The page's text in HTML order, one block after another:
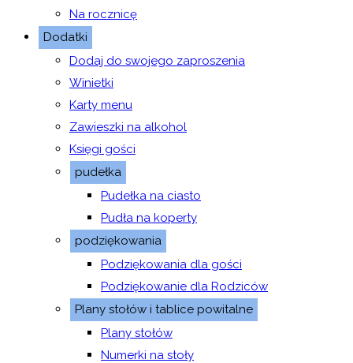
Na rocznicę
Dodatki
Dodaj do swojego zaproszenia
Winietki
Karty menu
Zawieszki na alkohol
Księgi gości
pudełka
Pudełka na ciasto
Pudła na koperty
podziękowania
Podziękowania dla gości
Podziękowanie dla Rodziców
Plany stołów i tablice powitalne
Plany stołów
Numerki na stoły